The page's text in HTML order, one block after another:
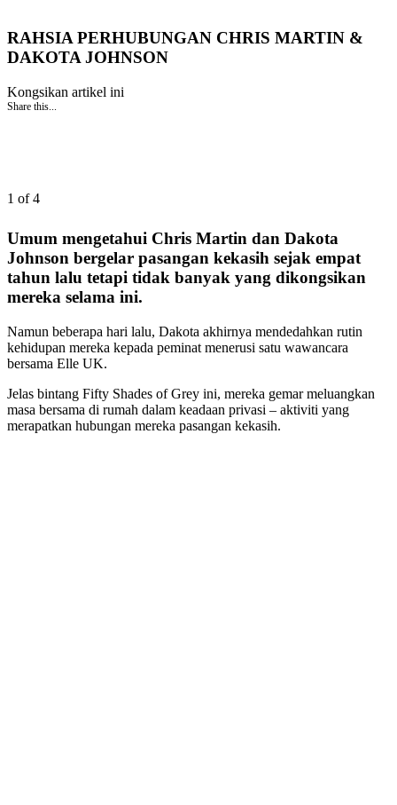
RAHSIA PERHUBUNGAN CHRIS MARTIN &
DAKOTA JOHNSON
Kongsikan artikel ini
Share this...
1 of 4
Umum mengetahui Chris Martin dan Dakota
Johnson bergelar pasangan kekasih sejak empat
tahun lalu tetapi tidak banyak yang dikongsikan
mereka selama ini.
Namun beberapa hari lalu, Dakota akhirnya mendedahkan rutin
kehidupan mereka kepada peminat menerusi satu wawancara
bersama Elle UK.
Jelas bintang Fifty Shades of Grey ini, mereka gemar meluangkan
masa bersama di rumah dalam keadaan privasi – aktiviti yang
merapatkan hubungan mereka pasangan kekasih.